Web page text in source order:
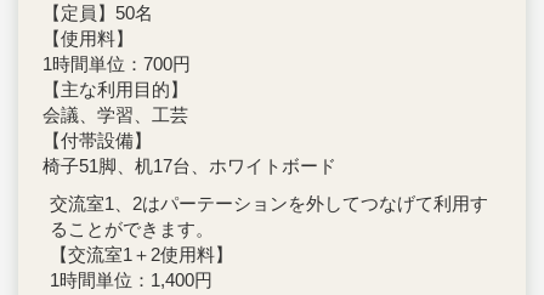
【定員】50名
【使用料】
1時間単位：700円
【主な利用目的】
会議、学習、工芸
【付帯設備】
椅子51脚、机17台、ホワイトボード
交流室1、2はパーテーションを外してつなげて利用す
ることができます。
【交流室1＋2使用料】
1時間単位：1,400円